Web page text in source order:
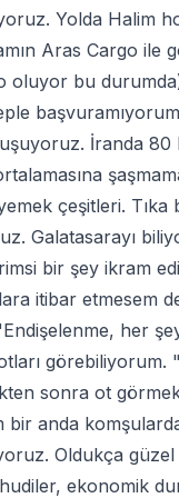
Yolda Halim
Aras Cargo ile
bu durumda)
İranda
çeşitleri.
Galatasarayı
bir şey ikram
itibar etmesem
her
sonra ot
bir anda
Oldukça
ekonomik